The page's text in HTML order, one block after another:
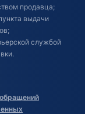
продавца;
выдачи
службой